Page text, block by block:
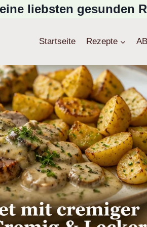
liebsten gesunden
Startseite Rezepte